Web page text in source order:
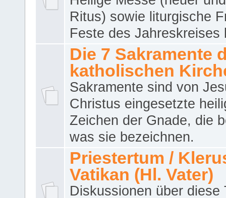
Ritus) sowie liturgische
Feste des Jahreskreises
Die 7 Sakramente
katholischen
Sakramente sind von
Christus eingesetzte
Zeichen der Gnade, die
was sie bezeichnen.
Priestertum /
Vatikan (Hl. Vater)
Diskussionen über diese